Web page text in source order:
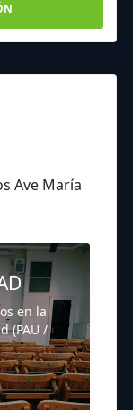
Ave María
en la
(PAU /